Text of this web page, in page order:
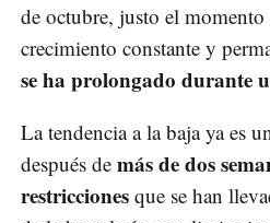
de octubre, justo el
crecimiento constante y
se ha prolongado durante
La tendencia a la baja ya es
después de más de dos
restricciones que se han